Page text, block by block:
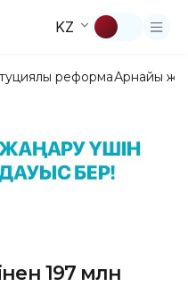
KZ
реформаАрнайы
197 млн